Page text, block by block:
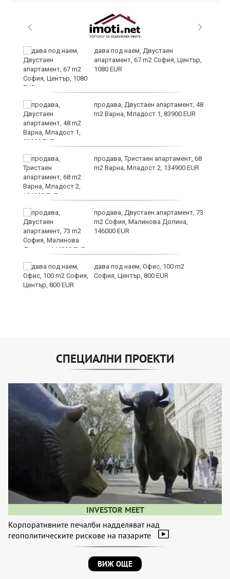
дава под наем, Двустаен
апартамент, 67 m2 София, Център,
1080 EUR
продава, Двустаен апартамент, 48
m2 Варна, Младост 1, 83900 EUR
продава, Тристаен апартамент, 68
m2 Варна, Младост 2, 134900 EUR
продава, Двустаен апартамент, 73
m2 София, Малинова Долина,
146000 EUR
дава под наем, Офис, 100 m2
София, Център, 800 EUR
СПЕЦИАЛНИ ПРОЕКТИ
INVESTOR MEET
Корпоративните печалби надделяват над
геополитическите рискове на пазарите
ВИЖ ОЩЕ